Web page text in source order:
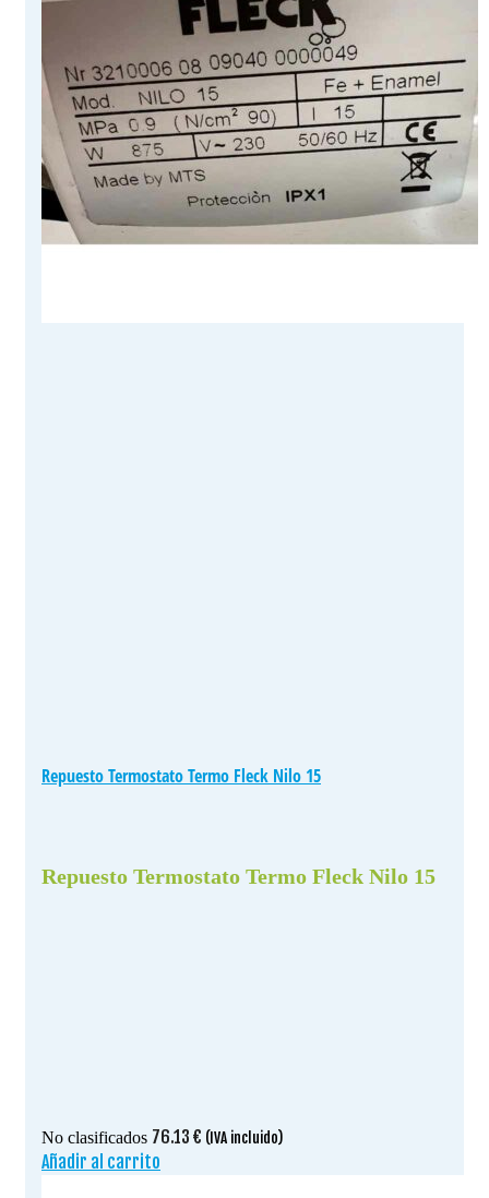
Repuesto Termostato Termo Fleck Nilo 15
Repuesto Termostato Termo Fleck Nilo 15
No clasificados 76.13 € (IVA incluido)
Añadir al carrito